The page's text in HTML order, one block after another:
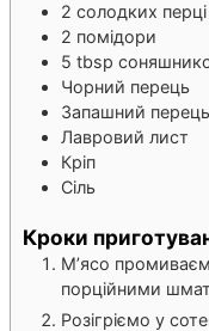
2 солодких перці
2 помідори
5 tbsp
Чорний перець
Запашний перець
Лавровий лист
Кріп
Сіль
Кроки
М’ясо
порційними
Розігріємо у